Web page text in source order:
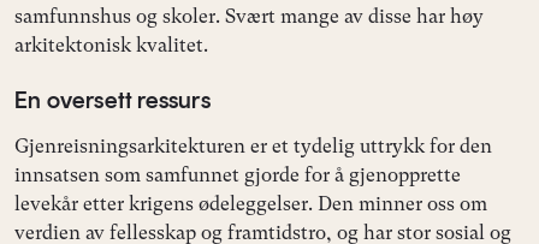
samfunnshus og skoler. Svært mange av disse har høy
arkitektonisk kvalitet.
En oversett ressurs
Gjenreisningsarkitekturen er et tydelig uttrykk for den
innsatsen som samfunnet gjorde for å gjenopprette
levekår etter krigens ødeleggelser. Den minner oss om
verdien av fellesskap og framtidstro, og har stor sosial og